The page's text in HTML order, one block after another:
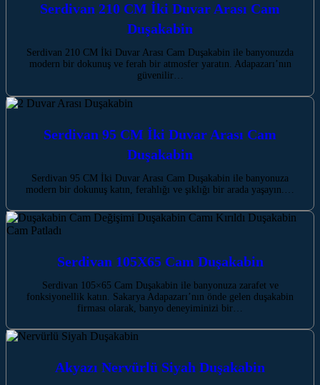
Serdivan 210 CM İki Duvar Arası Cam
Duşakabin
Serdivan 210 CM İki Duvar Arası Cam Duşakabin ile banyonuzda
modern bir dokunuş ve ferah bir atmosfer yaratın. Adapazarı’nın
güvenilir…
Serdivan 95 CM İki Duvar Arası Cam
Duşakabin
Serdivan 95 CM İki Duvar Arası Cam Duşakabin ile banyonuza
modern bir dokunuş katın, ferahlığı ve şıklığı bir arada yaşayın.…
Serdivan 105X65 Cam Duşakabin
Serdivan 105×65 Cam Duşakabin ile banyonuza zarafet ve
fonksiyonellik katın. Sakarya Adapazarı’nın önde gelen duşakabin
firması olarak, banyo deneyiminizi bir…
Akyazı Nervürlü Siyah Duşakabin